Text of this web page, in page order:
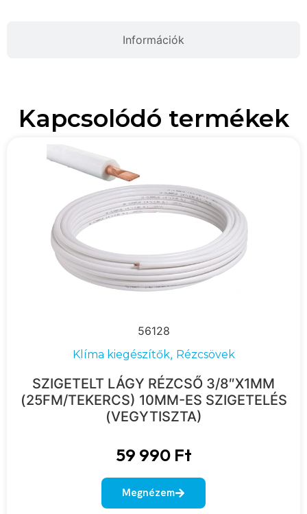
Információk
Kapcsolódó termékek
56128
Klíma kiegészítők, Rézcsövek
SZIGETELT LÁGY RÉZCSŐ 3/8″X1MM
(25FM/TEKERCS) 10MM-ES SZIGETELÉS
(VEGYTISZTA)
59 990 Ft
Megnézem